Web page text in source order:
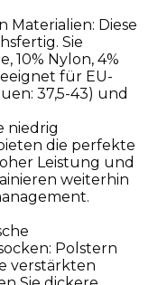
Materialien: Diese
Sie
10% Nylon, 4%
für EU-
37,5-43) und
niedrig
die perfekte
Leistung und
weiterhin
Polstern
verstärkten